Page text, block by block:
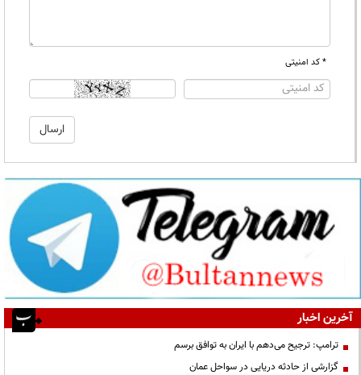
* کد امنیتی
آخرین اخبار
ترامپ: ترجیح می‌دهم با ایران به توافق برسم
گزارشی از حادثه دریایی در سواحل عمان